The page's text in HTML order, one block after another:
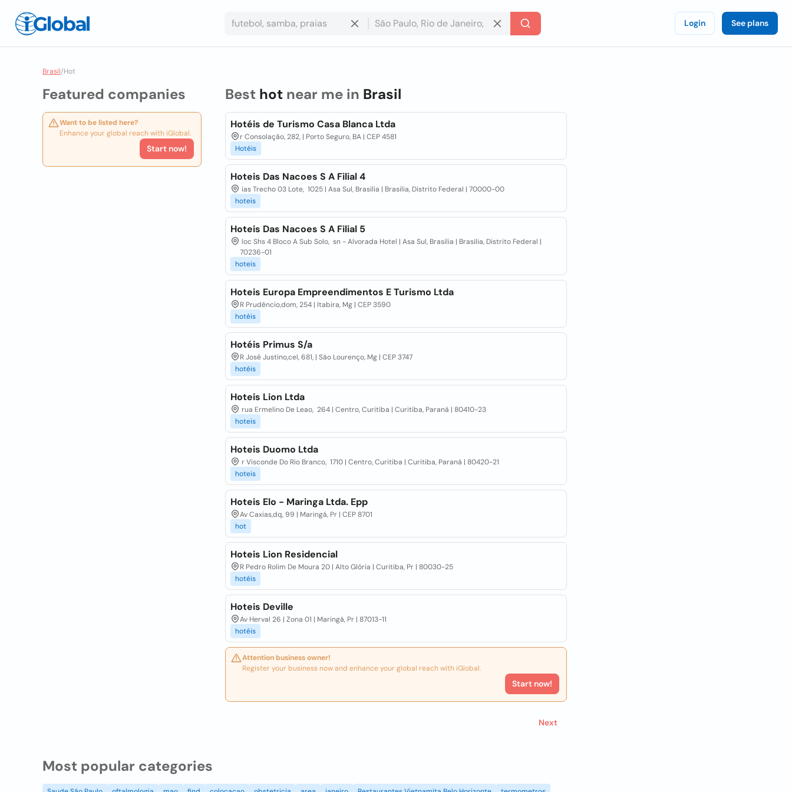
Login See plans
Brasil/Hot
Featured companies
Want to be listed here?
Enhance your global reach with iGlobal.
Start now!
Best hotnear me in Brasil
Hotéis de Turismo Casa Blanca Ltda
r Consolação, 282, | Porto Seguro, BA | CEP 4581
Hotéis
Hoteis Das Nacoes S A Filial 4
ias Trecho 03 Lote, 1025 | Asa Sul, Brasilia | Brasilia, Distrito Federal | 70000-00
hoteis
Hoteis Das Nacoes S A Filial 5
loc Shs 4 Bloco A Sub Solo, sn - Alvorada Hotel | Asa Sul, Brasilia | Brasilia, Distrito Federal |
70236-01
hoteis
Hoteis Europa Empreendimentos E Turismo Ltda
R Prudêncio,dom, 254 | Itabira, Mg | CEP 3590
hotéis
Hotéis Primus S/a
R José Justino,cel, 681, | São Lourenço, Mg | CEP 3747
hotéis
Hoteis Lion Ltda
rua Ermelino De Leao, 264 | Centro, Curitiba | Curitiba, Paraná | 80410-23
hoteis
Hoteis Duomo Ltda
r Visconde Do Rio Branco, 1710 | Centro, Curitiba | Curitiba, Paraná | 80420-21
hoteis
Hoteis Elo - Maringa Ltda. Epp
Av Caxias,dq, 99 | Maringá, Pr | CEP 8701
hot
Hoteis Lion Residencial
R Pedro Rolim De Moura 20 | Alto Glória | Curitiba, Pr | 80030-25
hotéis
Hoteis Deville
Av Herval 26 | Zona 01 | Maringá, Pr | 87013-11
hotéis
Attention business owner!
Register your business now and enhance your global reach with iGlobal.
Start now!
Next
Most popular categories